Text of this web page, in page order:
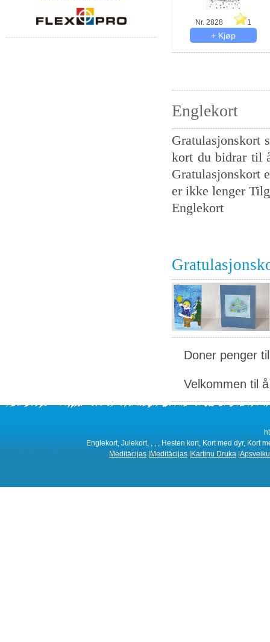
Nr. 2828 1
Englekort
Gratulasjonskort
kort du bidrar til
Gratulasjonskort
er ikke lenger
Englekort
Doner penger
Velkommen til
Englekort, Julekort, , , , Hesten kort, Kort med dyr, Kort
Meditācijas Meditācijas Kartiņu Druka